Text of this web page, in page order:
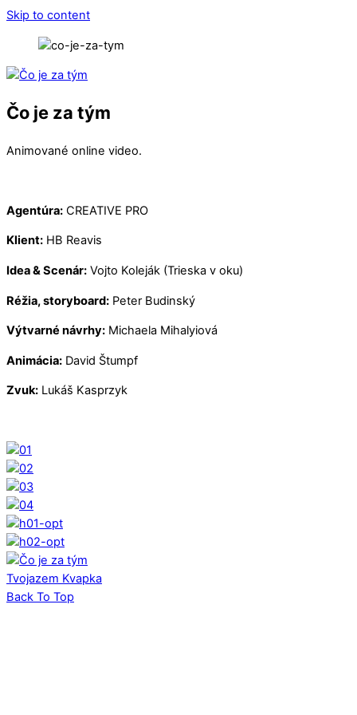
Skip to content
Čo je za tým
Animované online video.
Agentúra: CREATIVE PRO
Klient: HB Reavis
Idea & Scenár: Vojto Koleják (Trieska v oku)
Réžia, storyboard: Peter Budinský
Výtvarné návrhy: Michaela Mihalyiová
Animácia: David Štumpf
Zvuk: Lukáš Kasprzyk
Tvojazem Kvapka
Back To Top